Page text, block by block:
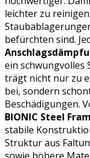
leichter zu
befürchten sind.
ein schwungvolles
trägt nicht nur zu
bei, sondern
Beschädigungen.
BIONIC Steel
stabile
Struktur aus